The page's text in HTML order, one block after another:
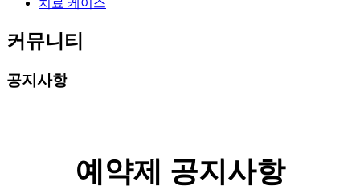
커뮤니티
공지사항
예약제 공지사항